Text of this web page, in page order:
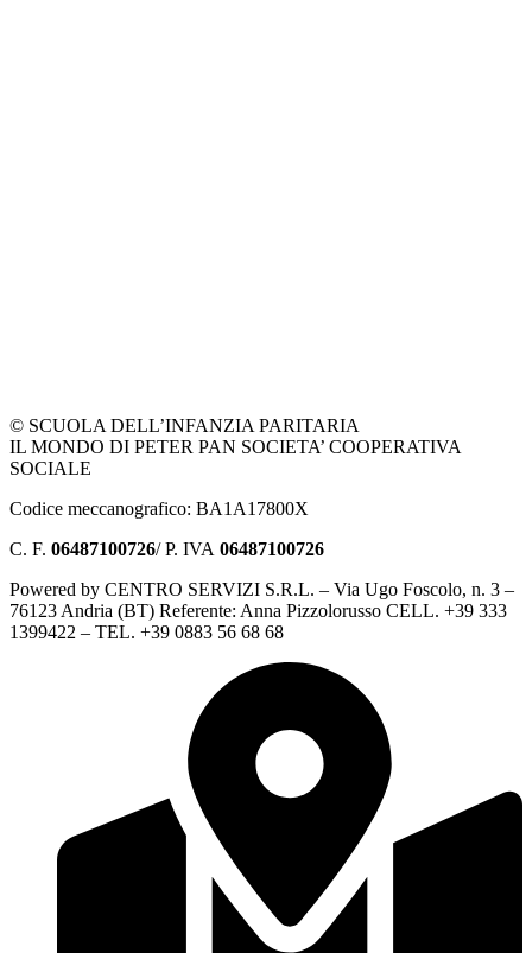
© SCUOLA DELL’INFANZIA PARITARIA
IL MONDO DI PETER PAN SOCIETA’ COOPERATIVA
SOCIALE
Codice meccanografico: BA1A17800X
C. F. 06487100726/ P. IVA 06487100726
Powered by CENTRO SERVIZI S.R.L. – Via Ugo Foscolo, n. 3 –
76123 Andria (BT) Referente: Anna Pizzolorusso CELL. +39 333
1399422 – TEL. +39 0883 56 68 68